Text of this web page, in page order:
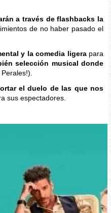
a través de flashbacks la
de no haber pasado el
y la comedia ligerapara
selección musical donde
el duelo de las que nos
sus espectadores.